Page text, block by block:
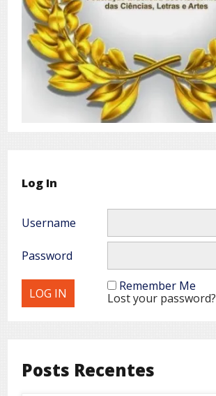
Log In
Username
Password
Remember Me
Lost your password?
Posts Recentes